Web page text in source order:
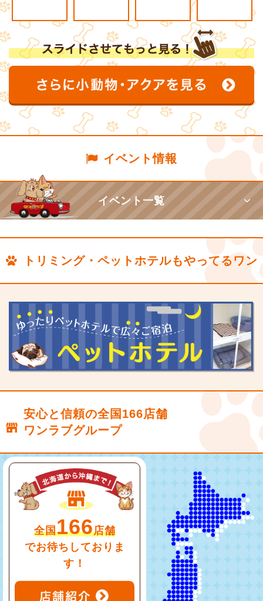
イベント情報
イベント一覧
トリミング・ペットホテルもやってるワン
安心と信頼の全国166店舗
ワンラブグループ
全国166店舗
でお待ちしておりま
す！